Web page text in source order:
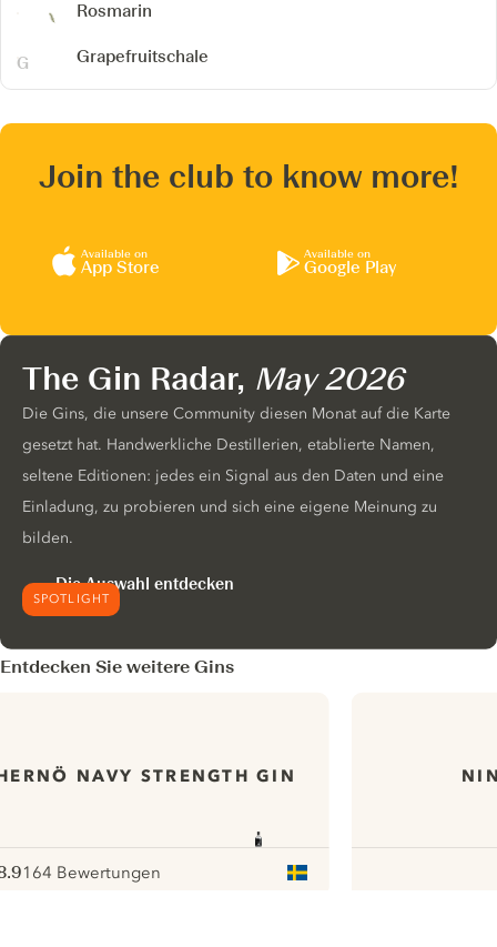
Rosmarin
Grapefruitschale
Join the club to know more!
Available on
App Store
Available on
Google Play
SPOTLIGHT
The Gin Radar, May 2026
Die Gins, die unsere Community diesen Monat auf die Karte
gesetzt hat. Handwerkliche Destillerien, etablierte Namen,
seltene Editionen: jedes ein Signal aus den Daten und eine
Einladung, zu probieren und sich eine eigene Meinung zu
bilden.
Die Auswahl entdecken
Entdecken Sie weitere Gins
NAVY STRENGTH GIN
164 Bewertungen